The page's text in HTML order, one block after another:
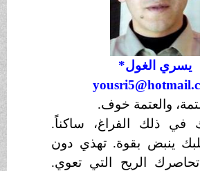
يسري الغول*
والعتمة خوف.
ذلك الفراغ، ساكناً.
ينبض بقوة. تهذي دون
الريح التي تعوي.